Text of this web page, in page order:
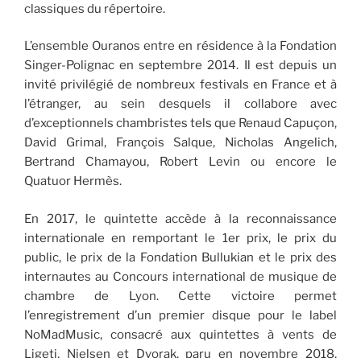
classiques du répertoire.
L’ensemble Ouranos entre en résidence à la Fondation
Singer-Polignac en septembre 2014. Il est depuis un
invité privilégié de nombreux festivals en France et à
l’étranger, au sein desquels il collabore avec
d’exceptionnels chambristes tels que Renaud Capuçon,
David Grimal, François Salque, Nicholas Angelich,
Bertrand Chamayou, Robert Levin ou encore le
Quatuor Hermès.
En 2017, le quintette accède à la reconnaissance
internationale en remportant le 1er prix, le prix du
public, le prix de la Fondation Bullukian et le prix des
internautes au Concours international de musique de
chambre de Lyon. Cette victoire permet
l’enregistrement d’un premier disque pour le label
NoMadMusic, consacré aux quintettes à vents de
Ligeti, Nielsen et Dvorak, paru en novembre 2018,